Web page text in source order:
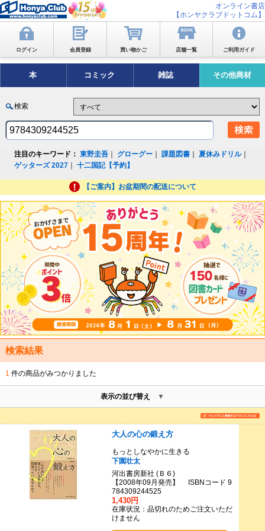
オンライン書店
【ホンヤクラブドットコム】
ログイン 会員登録 買い物かご 店舗一覧 ご利用ガイド
本 コミック 雑誌 その他商材
検索
注目のキーワード： 東野圭吾 グローグー ｜課題図書 ｜夏休みドリル｜
ゲッターズ 2027 ｜十二国記【予約】
【ご案内】お盆期間の配送について
検索結果
1 件の商品がみつかりました
表示の並び替え
大人の心の鍛え方
もっとしなやかに生きる
下園壮太
河出書房新社 (Ｂ６)
【2008年09月発売】 ISBNコード 9
784309244525
1,430円
在庫状況：品切れのためご注文いただ
けません